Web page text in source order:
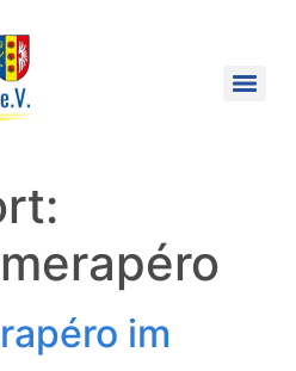
im